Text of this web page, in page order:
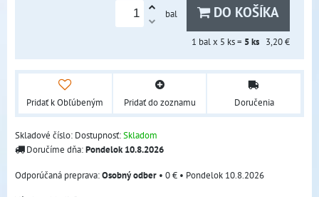
bal DO KOŠÍKA
1 bal x 5 ks = 5ks 3,20 €
Pridať k Obľúbeným Pridať do zoznamu Doručenia
Skladové číslo: Dostupnosť:Skladom
Doručíme dňa:Pondelok10.8.2026
Osobný odber • 0 € • Pondelok 10.8.2026